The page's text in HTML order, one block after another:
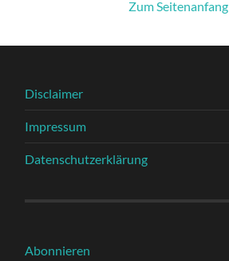
Zum Seitenanfang
Disclaimer
Impressum
Datenschutzerklärung
Abonnieren